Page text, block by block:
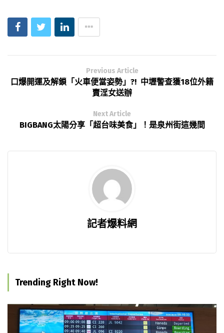
Previous Article
口爆開運及解鎖「火車便當姿勢」?! 中壢警查獲18位外籍
賣淫女送辦
Next Article
BIGBANG太陽分享「超台味美食」！是泉州街這幾間
記者爆料網
Trending Right Now!